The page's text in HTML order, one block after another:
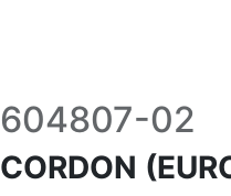
604807-02
CORDON